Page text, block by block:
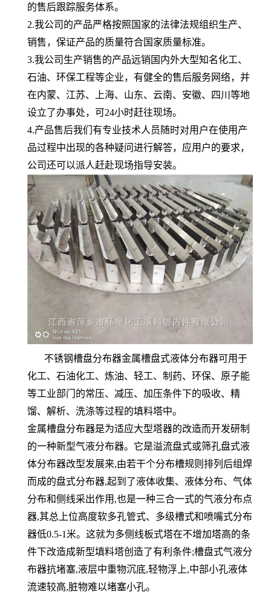
的售后跟踪服务体系。
2.我公司的产品严格按照国家的法律法规组织生产、
销售，保证产品的质量符合国家质量标准。
3.我公司生产销售的产品远销国内外大型知名化工、
石油、环保工程等企业，有健全的售后服务网络，并
在内蒙、江苏、上海、山东、云南、安徽、四川等地
设立了办事处，可24小时赶往现场。
4.产品售后我们有专业技术人员随时对用户在使用产
品过程中出现的各种疑问进行解答，应用户的要求，
公司还可以派人赶赴现场指导安装。
不锈钢槽盘分布器金属槽盘式液体分布器可用于
化工、石油化工、炼油、轻工、制药、环保、原子能
等工业部门的常压、减压、加压条件下的吸收、精
馏、解析、洗涤等过程的填料塔中。
金属槽盘分布器是为适应大型塔器的改造而开发研制
的一种新型气液分布器。它是溢流盘式或筛孔盘式液
体分布器改型发展来,由若干个分布槽规则排列后组焊
而成的盘式分布器,起到了液体收集、液体分布、气体
分布和侧线采出作用,也是一种三合一式的气液分布点
器,其总上位高度软多孔管式、多级槽式和喷嘴式分布
器低0.5-1米。这就为多侧线板式塔在不增加塔高的条
件下改造成新型填料塔创造了有利条件;槽盘式气液分
布器抗堵塞,液层中重物沉底,轻物浮上,中部小孔液体
流速较高,脏物难以堵塞小孔。